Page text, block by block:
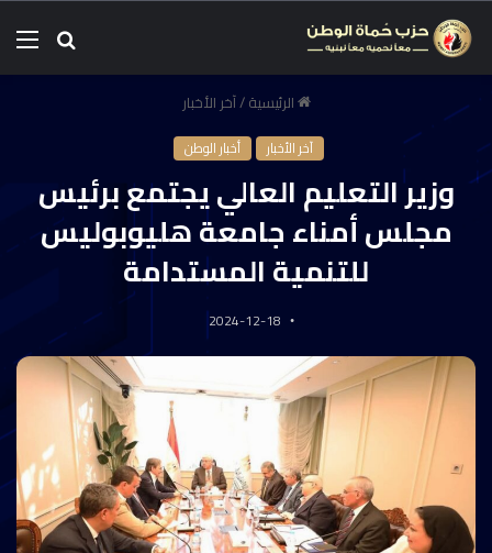
الرئيسية/آخر الأخبار
آخر الأخبار أخبار الوطن
وزير التعليم العالي يجتمع برئيس
مجلس أمناء جامعة هليوبوليس
للتنمية المستدامة
2024-12-18